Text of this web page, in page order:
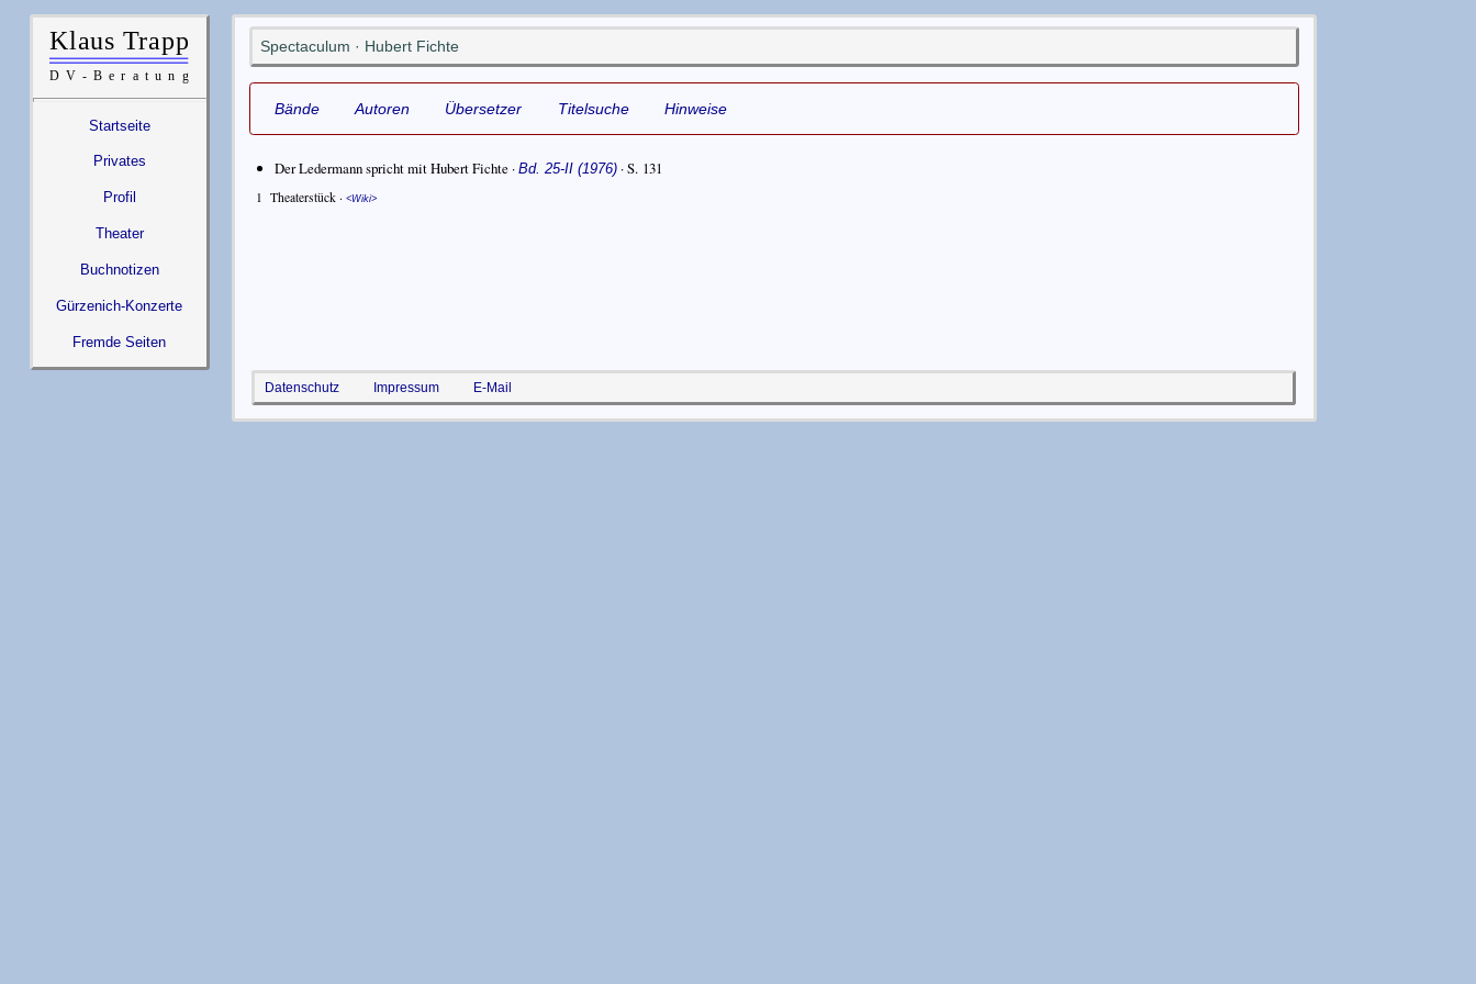
Startseite
Privates
Profil
Theater
Buchnotizen
Gürzenich-Konzerte
Fremde Seiten
Spectaculum · Hubert Fichte
Bände Autoren Übersetzer Titelsuche Hinweise
Der Ledermann spricht mit Hubert Fichte ·Bd. 25-II (1976) · S. 131
1 Theaterstück · Wiki
Datenschutz Impressum E-Mail